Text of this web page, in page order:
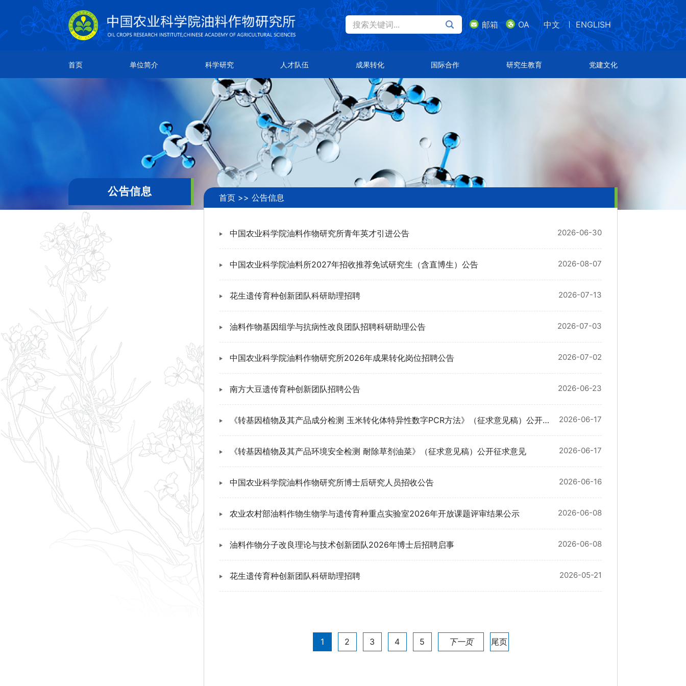
English 邮箱
科学研究 人才队伍
院士风采 主导品种
主推技术
国际合作
总体概况
合作伙伴
研究生教育 党建文化
搜索关键词... 邮箱 OA 中文 ENGLISH
首页 单位简介 科学研究 人才队伍 成果转化 国际合作 研究生教育 党建文化
公告信息 首页 >>公告信息
2026-06-30
中国农业科学院油料作物研究所青年英才引进公告
2026-08-07
中国农业科学院油料所2027年招收推荐免试研究生（含直博生）公告
2026-07-13
花生遗传育种创新团队科研助理招聘
2026-07-03
油料作物基因组学与抗病性改良团队招聘科研助理公告
2026-07-02
中国农业科学院油料作物研究所2026年成果转化岗位招聘公告
2026-06-23
南方大豆遗传育种创新团队招聘公告
2026-06-17
《转基因植物及其产品成分检测 玉米转化体特异性数字PCR方法》（征求意见稿）公开征求意见
2026-06-17
《转基因植物及其产品环境安全检测 耐除草剂油菜》（征求意见稿）公开征求意见
2026-06-16
中国农业科学院油料作物研究所博士后研究人员招收公告
2026-06-08
农业农村部油料作物生物学与遗传育种重点实验室2026年开放课题评审结果公示
2026-06-08
油料作物分子改良理论与技术创新团队2026年博士后招聘启事
2026-05-21
花生遗传育种创新团队科研助理招聘
1 2 3 4 5 下一页 尾页